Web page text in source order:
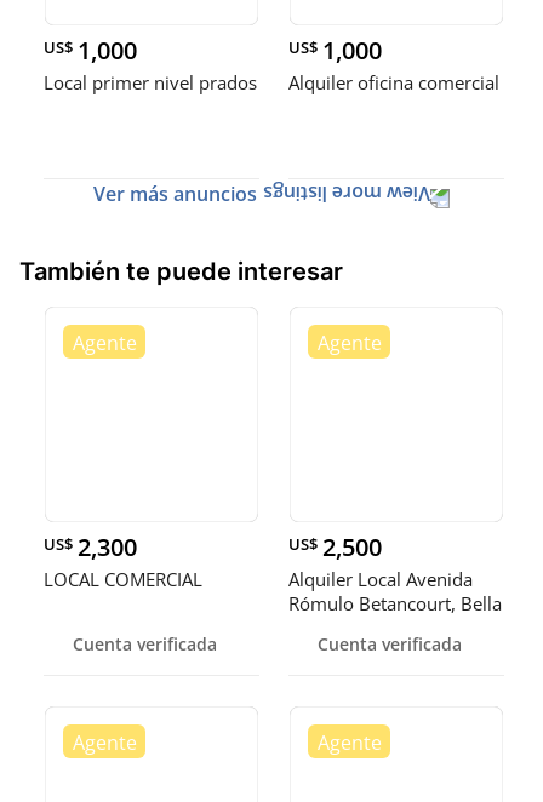
US$ 1,000
Local primer nivel prados
US$ 1,000
Alquiler oficina comercial
Ver más anuncios
También te puede interesar
US$ 2,300
LOCAL COMERCIAL
Cuenta verificada
US$ 2,500
Alquiler Local Avenida
Rómulo Betancourt, Bella
Cuenta verificada